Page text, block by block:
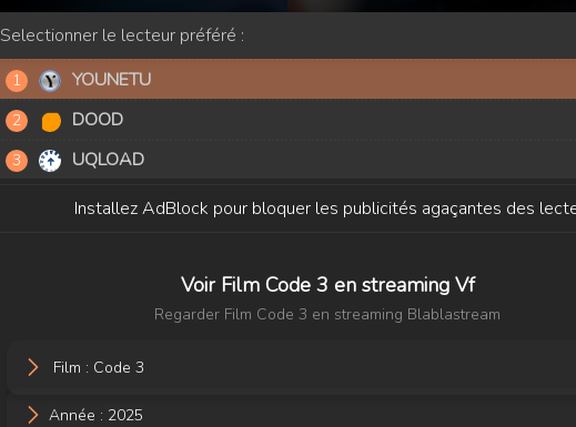
Selectionner le lecteur préféré :
YOUNETU
DOOD
UQLOAD
Installez AdBlock pour bloquer les publicités agaçantes des
Voir Film Code 3 en streaming Vf
Regarder Film Code 3 en streaming Blablastream
Film : Code 3
Année : 2025